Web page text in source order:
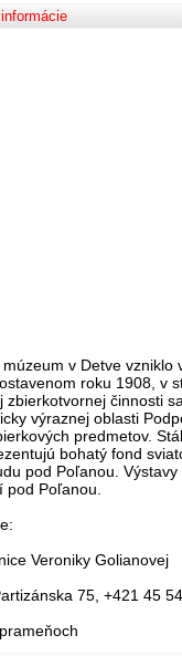
v Detve
roku 1908, v
zbierkotvornej činnosti
výraznej oblasti
predmetov.
bohatý fond
pod Poľanou.
pod Poľanou.
Veroniky Golianovej
75, +421 45